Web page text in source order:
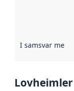
I samsvar med
Lovheimler